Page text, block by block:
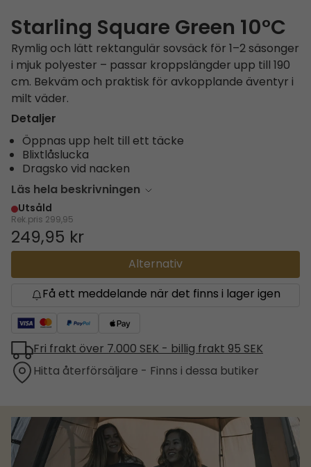
Starling Square Green 10°C
Rymlig och lätt rektangulär sovsäck för 1–2 säsonger
i mjuk polyester – passar kroppslängder upp till 190
cm. Bekväm och praktisk för avkopplande äventyr i
milt väder.
Detaljer
Öppnas upp helt till ett täcke
Blixtlåslucka
Dragsko vid nacken
Läs hela beskrivningen
Utsåld
Rek.pris 299,95
249,95 kr
Alternativ
Få ett meddelande när det finns i lager igen
Fri frakt över 7.000 SEK - billig frakt 95 SEK
Hitta återförsäljare - Finns i dessa butiker